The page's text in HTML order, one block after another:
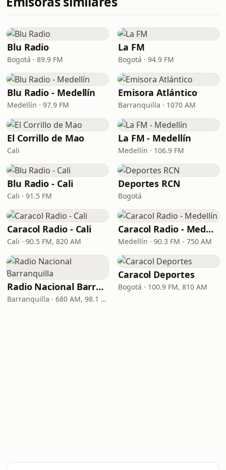
Blu Radio
Bogotá · 89.9 FM
La FM
Bogotá · 94.9 FM
Blu Radio - Medellín
Medellín · 97.9 FM
Emisora Atlántico
Barranquilla · 1070 AM
El Corrillo de Mao
Cali
La FM - Medellín
Medellín · 106.9 FM
Blu Radio - Cali
Cali · 91.5 FM
Deportes RCN
Bogotá
Caracol Radio - Cali
Cali · 90.5 FM, 820 AM
Caracol Radio - Medellín
Medellín · 90.3 FM - 750 AM
Radio Nacional Barranquilla
Barranquilla · 680 AM, 98.1 FM
Caracol Deportes
Bogotá · 100.9 FM, 810 AM